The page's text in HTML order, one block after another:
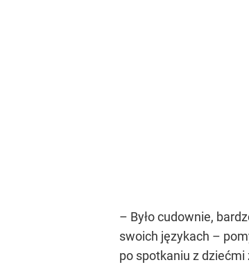
– Było cudownie,
swoich językach –
po spotkaniu z